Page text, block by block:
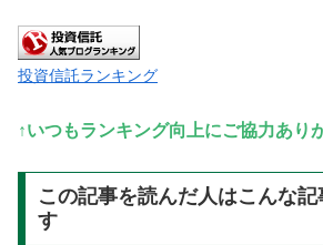
投資信託ランキング
↑いつもランキング向上にご協力あり
この記事を読んだ人はこんな記
す